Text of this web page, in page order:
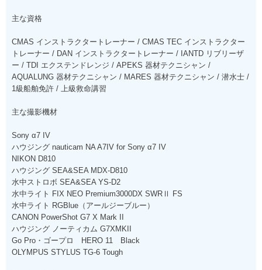
主な資格
CMAS インストラクタートレーナー / CMAS TEC インストラクター
トレーナー / DAN インストラクタートレーナー / IANTD リブリーザ
ー / TDI エクステンドレンジ / APEKS 器材テクニシャン /
AQUALUNG 器材テクニシャン / MARES 器材テクニシャン / 潜水士 /
1級船舶免許 / 上級救命講習
主な撮影機材
Sony α7 IV
ハウジング nauticam NA A7IV for Sony α7 IV
NIKON D810
ハウジング SEA&SEA MDX-D810
水中ストロボ SEA&SEA YS-D2
水中ライト FIX NEO Premium3000DX SWRⅡ FS
水中ライト RGBlue（アールジーブルー）
CANON PowerShot G7 X Mark II
ハウジング ノーティカム G7XMKII
Go Pro・ゴープロ HERO 11 Black
OLYMPUS STYLUS TG-6 Tough